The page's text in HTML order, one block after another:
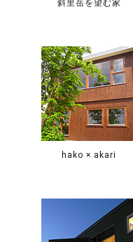
斜里岳を望む家
hako × akari